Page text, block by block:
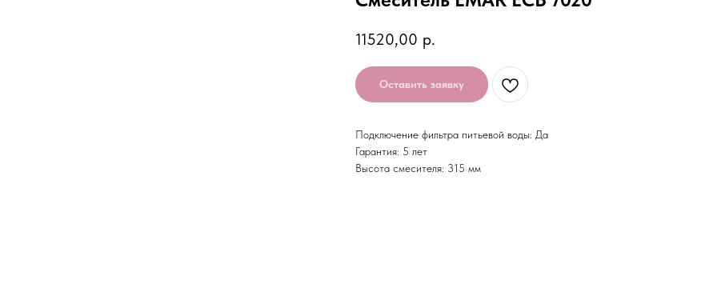
11520,00 р.
Оставить заявку
Подключение фильтра питьевой воды: Да
Гарантия: 5 лет
Высота смесителя: 315 мм